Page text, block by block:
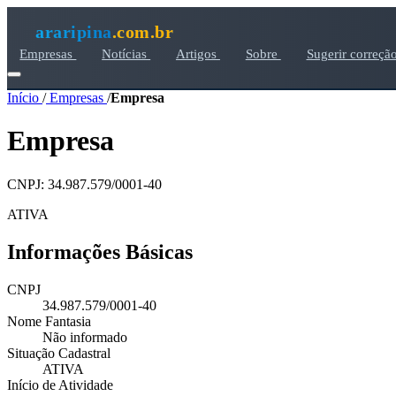
araripina.com.br
Empresas Notícias Artigos Sobre Sugerir
Início /Empresas /Empresa
Empresa
CNPJ: 34.987.579/0001-40
ATIVA
Informações Básicas
CNPJ
34.987.579/0001-40
Nome Fantasia
Não informado
Situação Cadastral
ATIVA
Início de Atividade